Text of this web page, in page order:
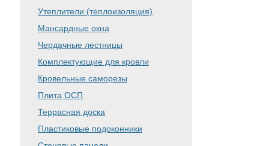
Утеплители (теплоизоляция)
Мансардные окна
Чердачные лестницы
Комплектующие для кровли
Кровельные саморезы
Плита ОСП
Террасная доска
Пластиковые подоконники